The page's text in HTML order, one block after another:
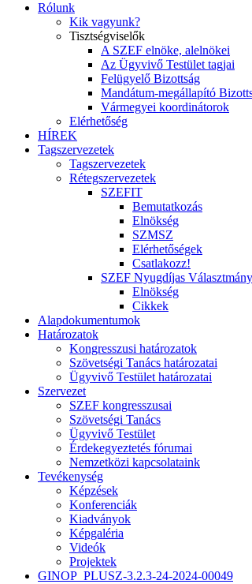
Rólunk
Kik vagyunk?
Tisztségviselők
A SZEF elnöke, alelnökei
Az Ügyvivő Testület tagjai
Felügyelő Bizottság
Mandátum-megállapító
Vármegyei koordinátorok
Elérhetőség
HÍREK
Tagszervezetek
Tagszervezetek
Rétegszervezetek
SZEFIT
Bemutatkozás
Elnökség
SZMSZ
Elérhetőségek
Csatlakozz!
SZEF Nyugdíjas
Elnökség
Cikkek
Alapdokumentumok
Határozatok
Kongresszusi határozatok
Szövetségi Tanács határozatai
Ügyvivő Testület határozatai
Szervezet
SZEF kongresszusai
Szövetségi Tanács
Ügyvivő Testület
Érdekegyeztetés fórumai
Nemzetközi kapcsolataink
Tevékenység
Képzések
Konferenciák
Kiadványok
Képgaléria
Videók
Projektek
GINOP_PLUSZ-3.2.3-24-2024-00049